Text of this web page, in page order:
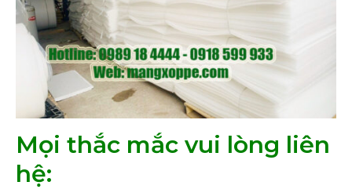
Mọi thắc mắc vui lòng liên
hệ: